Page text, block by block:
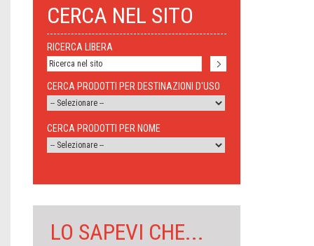
CERCA NEL SITO
RICERCA LIBERA
CERCA PRODOTTI PER DESTINAZIONI D'USO
CERCA PRODOTTI PER NOME
LO SAPEVI CHE...